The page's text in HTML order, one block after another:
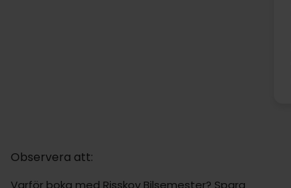
Observera att:
Varför boka med Risskov Bilsemester? Spara